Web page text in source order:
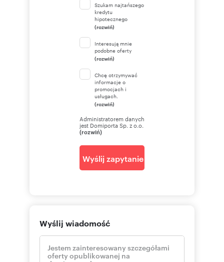
Szukam najtańszego
kredytu
hipotecznego
(rozwiń)
Interesują mnie
podobne oferty
(rozwiń)
Chcę otrzymywać
informacje o
promocjach i
usługach.
(rozwiń)
Administratorem danych
jest Domiporta Sp. z o.o.
(rozwiń)
Wyślij zapytanie
Wyślij wiadomość